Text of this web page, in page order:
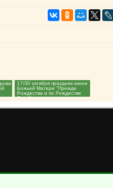
17/30 октября праздник иконе
Божьей Матери "Прежде
Рождества и по Рождестве
Дева"...